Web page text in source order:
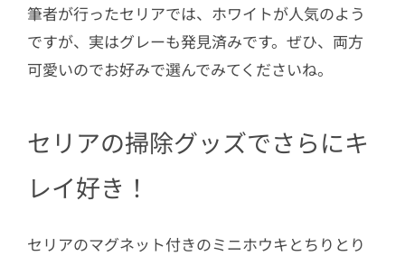
筆者が行ったセリアでは、ホワイトが人気のよう
ですが、実はグレーも発見済みです。ぜひ、両方
可愛いのでお好みで選んでみてくださいね。
セリアの掃除グッズでさらにキ
レイ好き！
セリアのマグネット付きのミニホウキとちりとり